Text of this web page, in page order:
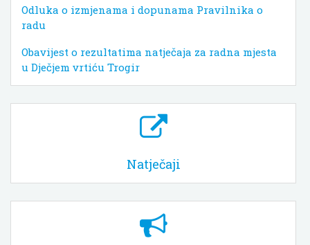
Odluka o izmjenama i dopunama Pravilnika o
radu
Obavijest o rezultatima natječaja za radna mjesta
u Dječjem vrtiću Trogir
Natječaji